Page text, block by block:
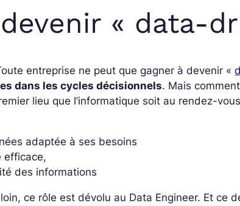
« data-
entreprise ne peut que gagner à devenir «
dans les cycles décisionnels. Mais
lieu que l’informatique soit au rendez-
adaptée à ses besoins
efficace,
des informations
ce rôle est dévolu au Data Engineer. Et ce